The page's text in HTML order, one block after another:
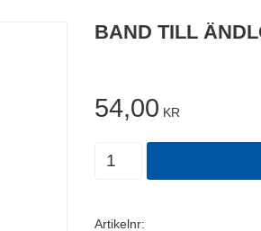
BAND TILL
54,00 KR
Artikelnr